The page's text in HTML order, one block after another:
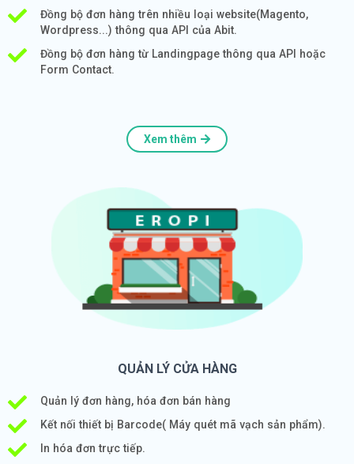
Đồng bộ đơn hàng trên nhiều loại website(Magento,
Wordpress...) thông qua API của Abit.
Đồng bộ đơn hàng từ Landingpage thông qua API hoặc
Form Contact.
Xem thêm
QUẢN LÝ CỬA HÀNG
Quản lý đơn hàng, hóa đơn bán hàng
Kết nối thiết bị Barcode( Máy quét mã vạch sản phẩm).
In hóa đơn trực tiếp.